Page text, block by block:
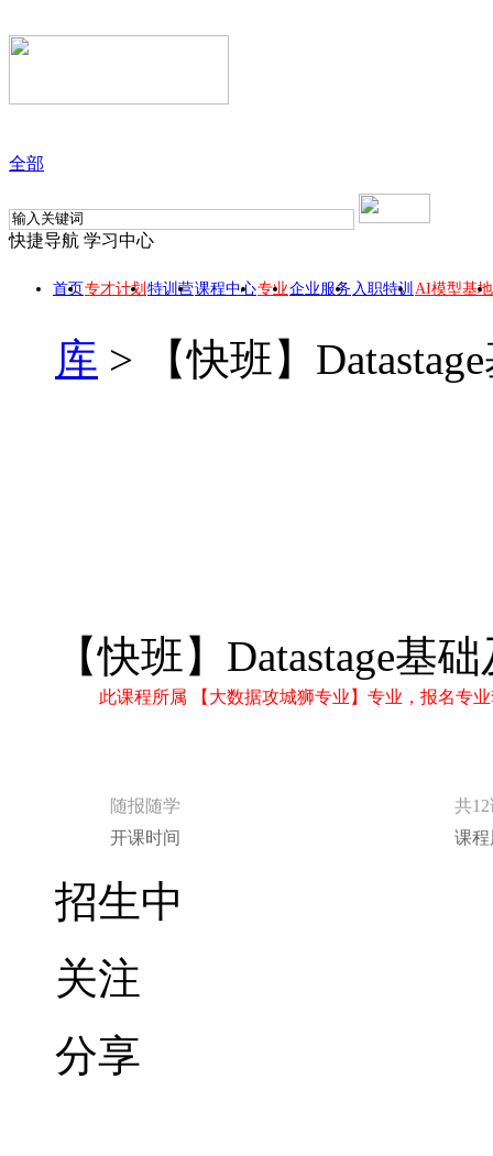
全部
快捷导航 学习中心
首页专才计划 特训营课程中心专业企业服务 入职特训 AI模型基地
库 > 【快班】
【快班】Datastage基
此课程所属 【大数据攻城狮专业】专业，报名专
随报随学
共
开课时间
课
招生中
关注
分享